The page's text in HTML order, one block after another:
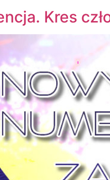
Kres